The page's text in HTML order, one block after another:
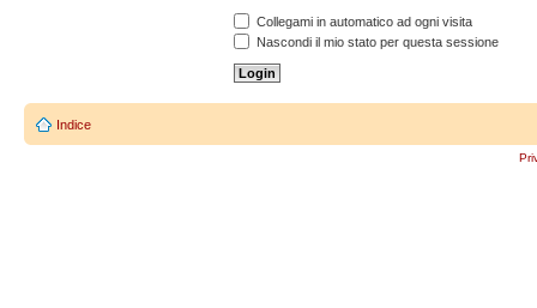
Collegami in automatico ad ogni visita
Nascondi il mio stato per questa sessione
Indice